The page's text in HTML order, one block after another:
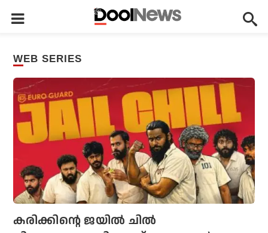
WEB SERIES
കരിക്കിന്റെ ജയില്‍ ചില്‍